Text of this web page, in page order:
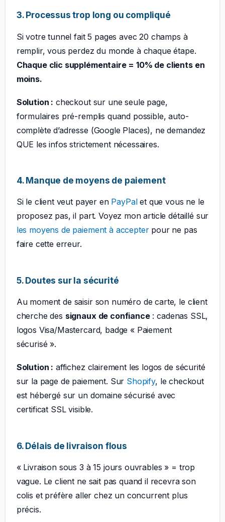
3. Processus trop long ou compliqué
Si votre tunnel fait 5 pages avec 20 champs à
remplir, vous perdez du monde à chaque étape.
Chaque clic supplémentaire = 10% de clients en
moins.
Solution : checkout sur une seule page,
formulaires pré-remplis quand possible, auto-
complète d’adresse (Google Places), ne demandez
QUE les infos strictement nécessaires.
4. Manque de moyens de paiement
Si le client veut payer en PayPalet que vous ne le
proposez pas, il part. Voyez mon article détaillé sur
les moyens de paiement à accepterpour ne pas
faire cette erreur.
5. Doutes sur la sécurité
Au moment de saisir son numéro de carte, le client
cherche des signaux de confiance: cadenas SSL,
logos Visa/Mastercard, badge « Paiement
sécurisé ».
Solution : affichez clairement les logos de sécurité
sur la page de paiement. Sur Shopify, le checkout
est hébergé sur un domaine sécurisé avec
certificat SSL visible.
6. Délais de livraison flous
« Livraison sous 3 à 15 jours ouvrables » = trop
vague. Le client ne sait pas quand il recevra son
colis et préfère aller chez un concurrent plus
précis.